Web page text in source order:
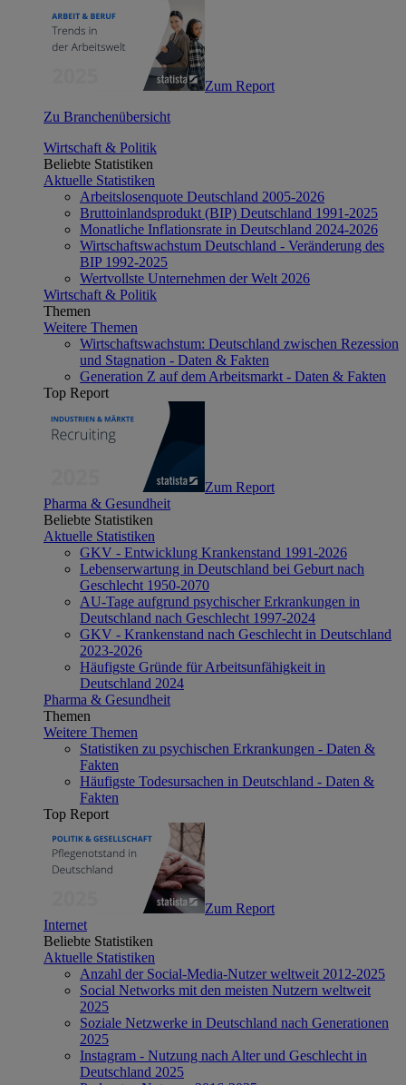
Zum Report
Zu Branchenübersicht
Wirtschaft & Politik
Beliebte Statistiken
Aktuelle Statistiken
Arbeitslosenquote Deutschland 2005-2026
Bruttoinlandsprodukt (BIP) Deutschland 1991-2025
Monatliche Inflationsrate in Deutschland 2024-2026
Wirtschaftswachstum Deutschland - Veränderung des
BIP 1992-2025
Wertvollste Unternehmen der Welt 2026
Wirtschaft & Politik
Themen
Weitere Themen
Wirtschaftswachstum: Deutschland zwischen Rezession
und Stagnation - Daten & Fakten
Generation Z auf dem Arbeitsmarkt - Daten & Fakten
Top Report
Zum Report
Pharma & Gesundheit
Beliebte Statistiken
Aktuelle Statistiken
GKV - Entwicklung Krankenstand 1991-2026
Lebenserwartung in Deutschland bei Geburt nach
Geschlecht 1950-2070
AU-Tage aufgrund psychischer Erkrankungen in
Deutschland nach Geschlecht 1997-2024
GKV - Krankenstand nach Geschlecht in Deutschland
2023-2026
Häufigste Gründe für Arbeitsunfähigkeit in
Deutschland 2024
Pharma & Gesundheit
Themen
Weitere Themen
Statistiken zu psychischen Erkrankungen - Daten &
Fakten
Häufigste Todesursachen in Deutschland - Daten &
Fakten
Top Report
Zum Report
Internet
Beliebte Statistiken
Aktuelle Statistiken
Anzahl der Social-Media-Nutzer weltweit 2012-2025
Social Networks mit den meisten Nutzern weltweit
2025
Soziale Netzwerke in Deutschland nach Generationen
2025
Instagram - Nutzung nach Alter und Geschlecht in
Deutschland 2025